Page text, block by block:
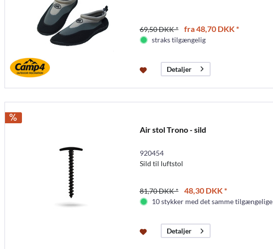
69,50 DKK * fra 48,70 DKK *
straks tilgængelig
Detaljer
Air stol Trono - sild
920454
Sild til luftstol
81,70 DKK * 48,30 DKK *
10 stykker med det samme tilgængelige
Detaljer